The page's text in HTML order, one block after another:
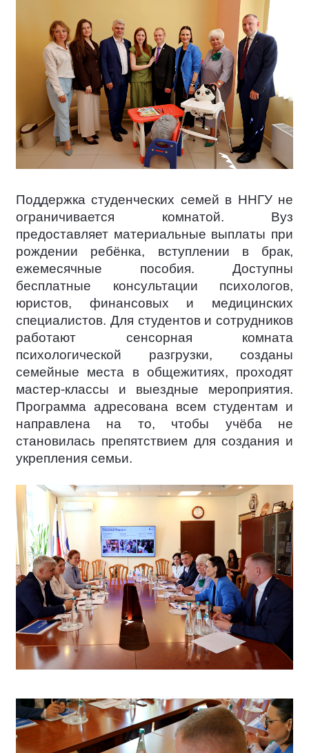
Поддержка студенческих семей в ННГУ не
ограничивается комнатой. Вуз
предоставляет материальные выплаты при
рождении ребёнка, вступлении в брак,
ежемесячные пособия. Доступны
бесплатные консультации психологов,
юристов, финансовых и медицинских
специалистов. Для студентов и сотрудников
работают сенсорная комната
психологической разгрузки, созданы
семейные места в общежитиях, проходят
мастер-классы и выездные мероприятия.
Программа адресована всем студентам и
направлена на то, чтобы учёба не
становилась препятствием для создания и
укрепления семьи.